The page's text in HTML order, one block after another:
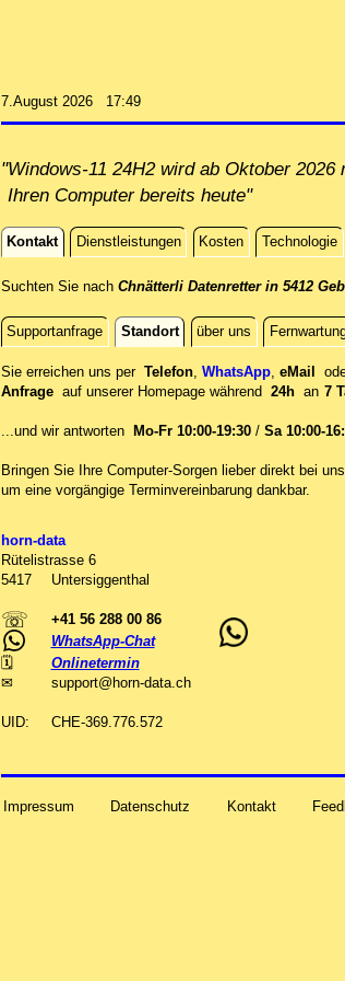
7.August 2026 17:49
"Windows-11 24H2 wird ab Oktober
Ihren Computer bereits heute"
Kontakt Dienstleistungen Kosten Technologie
Kontakt
Suchten Sie nach Chnätterli Datenretter in 5412
Supportanfrage Standort über uns
Standort
Sie erreichen uns per Telefon, WhatsApp, eMail
Anfrage auf unserer Homepage während 24h an 7
...und wir antworten Mo-Fr 10:00-19:30/ Sa 10:00-
Bringen Sie Ihre Computer-Sorgen lieber direkt bei
um eine vorgängige Terminvereinbarung dankbar.
horn-data
Rütelistrasse 6
5417
Untersiggenthal
☏
+41 56 288 00 86
WhatsApp-Chat
🗓
Onlinetermin
✉
support@horn-data. ch
UID: CHE-369.776.572
Impressum Datenschutz Kontakt